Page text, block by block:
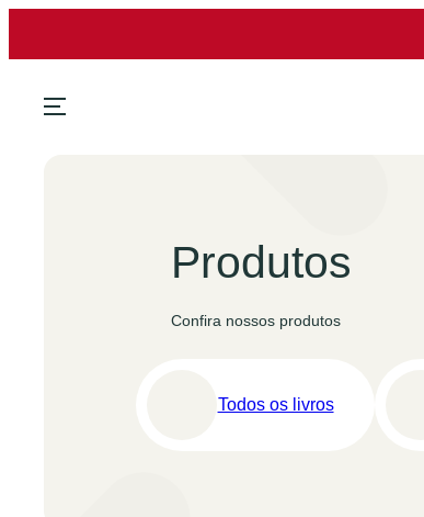
o
Produtos
Confira nossos produtos
Todos os livros